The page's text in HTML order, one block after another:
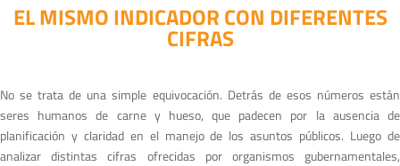
EL MISMO INDICADOR CON DIFERENTES
CIFRAS
No se trata de una simple equivocación. Detrás de esos números están
seres humanos de carne y hueso, que padecen por la ausencia de
planificación y claridad en el manejo de los asuntos públicos. Luego de
analizar distintas cifras ofrecidas por organismos gubernamentales,